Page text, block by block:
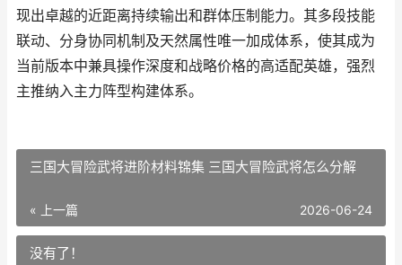
现出卓越的近距离持续输出和群体压制能力。其多段技能
联动、分身协同机制及天然属性唯一加成体系，使其成为
当前版本中兼具操作深度和战略价格的高适配英雄，强烈
主推纳入主力阵型构建体系。
三国大冒险武将进阶材料锦集 三国大冒险武将怎么分解
« 上一篇 2026-06-24
没有了！